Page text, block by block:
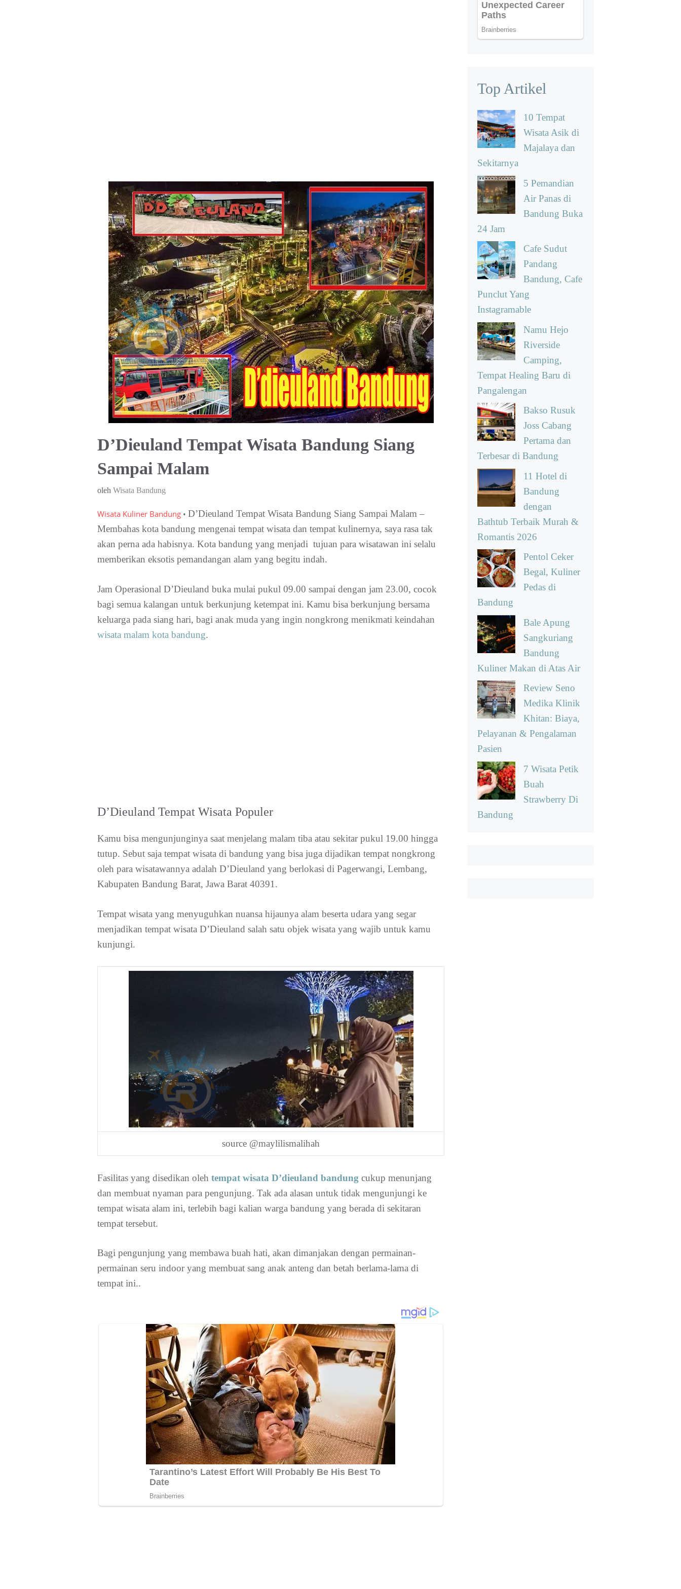
D’Dieuland Tempat Wisata Bandung Siang
Sampai Malam
oleh Wisata Bandung
Wisata Kuliner Bandung • D’Dieuland Tempat Wisata Bandung Siang Sampai Malam –
Membahas kota bandung mengenai tempat wisata dan tempat kulinernya, saya rasa tak
akan perna ada habisnya. Kota bandung yang menjadi tujuan para wisatawan ini selalu
memberikan eksotis pemandangan alam yang begitu indah.
Jam Operasional D’Dieuland buka mulai pukul 09.00 sampai dengan jam 23.00, cocok
bagi semua kalangan untuk berkunjung ketempat ini. Kamu bisa berkunjung bersama
keluarga pada siang hari, bagi anak muda yang ingin nongkrong menikmati keindahan
wisata malam kota bandung.
D’Dieuland Tempat Wisata Populer
Kamu bisa mengunjunginya saat menjelang malam tiba atau sekitar pukul 19.00 hingga
tutup. Sebut saja tempat wisata di bandung yang bisa juga dijadikan tempat nongkrong
oleh para wisatawannya adalah D’Dieuland yang berlokasi di Pagerwangi, Lembang,
Kabupaten Bandung Barat, Jawa Barat 40391.
Tempat wisata yang menyuguhkan nuansa hijaunya alam beserta udara yang segar
menjadikan tempat wisata D’Dieuland salah satu objek wisata yang wajib untuk kamu
kunjungi.
source @maylilismalihah
Fasilitas yang disedikan oleh tempat wisata D’dieuland bandung cukup menunjang
dan membuat nyaman para pengunjung. Tak ada alasan untuk tidak mengunjungi ke
tempat wisata alam ini, terlebih bagi kalian warga bandung yang berada di sekitaran
tempat tersebut.
Bagi pengunjung yang membawa buah hati, akan dimanjakan dengan permainan-
permainan seru indoor yang membuat sang anak anteng dan betah berlama-lama di
tempat ini..
Top Artikel
10 Tempat
Wisata Asik di
Majalaya dan
Sekitarnya
5 Pemandian
Air Panas di
Bandung Buka
24 Jam
Cafe Sudut
Pandang
Bandung, Cafe
Punclut Yang
Instagramable
Namu Hejo
Riverside
Camping,
Tempat Healing Baru di
Pangalengan
Bakso Rusuk
Joss Cabang
Pertama dan
Terbesar di Bandung
11 Hotel di
Bandung
dengan
Bathtub Terbaik Murah &
Romantis 2026
Pentol Ceker
Begal, Kuliner
Pedas di
Bandung
Bale Apung
Sangkuriang
Bandung
Kuliner Makan di Atas Air
Review Seno
Medika Klinik
Khitan: Biaya,
Pelayanan & Pengalaman
Pasien
7 Wisata Petik
Buah
Strawberry Di
Bandung